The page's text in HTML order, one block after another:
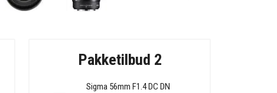
Pakketilbud 2
Sigma 56mm F1.4 DC DN